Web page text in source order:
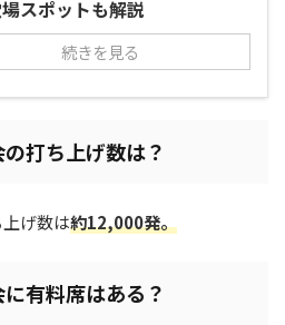
スポットも解説
続きを見る
打ち上げ数は？
げ数は約12,000発。
有料席はある？